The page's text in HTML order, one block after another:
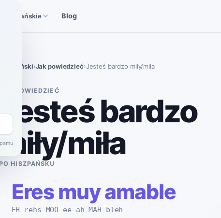
hiszpańskie Blog
Hiszpański›Jak powiedzieć›Jesteś bardzo miły/miła
JAK POWIEDZIEĆ
bardzo
miła
HISZPAŃSKU
Eres muy amable
EH-rehs MOO-ee ah-MAH-bleh